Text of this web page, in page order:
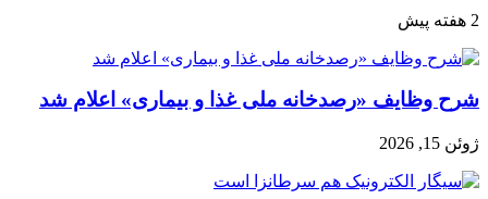
2 هفته پیش
شرح وظایف «رصدخانه ملی غذا و بیماری» اعلام شد
ژوئن 15, 2026